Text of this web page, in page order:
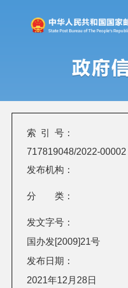
索 引 号：
717819048/2022-00002
发布机构：
分 类：
发文字号：
国办发[2009]21号
发布日期：
2021年12月28日